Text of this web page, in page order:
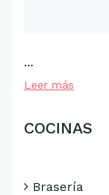
...
Leer más
COCINAS
Brasería